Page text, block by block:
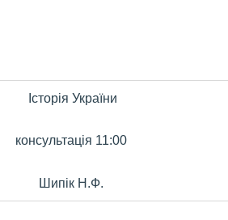
Історія України
консультація 11:00
Шипік Н.Ф.